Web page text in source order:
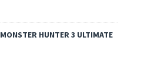
MONSTER HUNTER 3 ULTIMATE